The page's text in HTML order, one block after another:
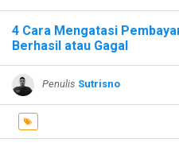
4 Cara Mengatasi
Berhasil atau Gagal
Penulis Sutrisno